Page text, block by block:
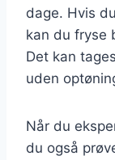
dage. Hvis
kan du fryse
Det kan
uden
Når du
du også